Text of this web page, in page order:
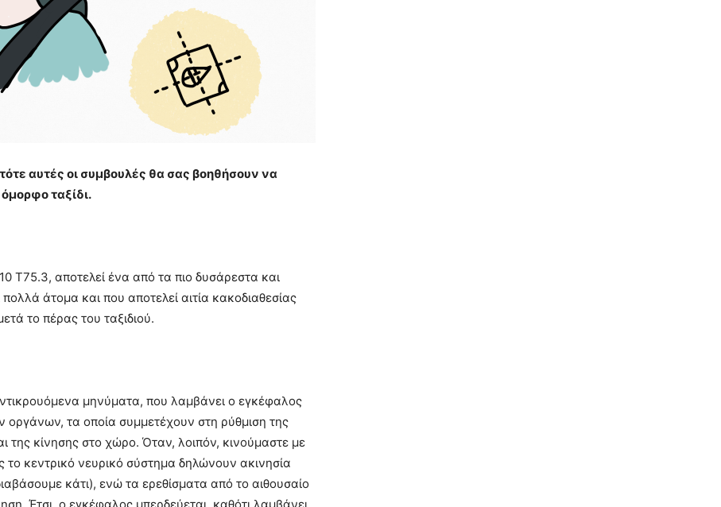
αυτές οι συμβουλές θα σας βοηθήσουν να
ταξίδι.
T75.3, αποτελεί ένα από τα πιο δυσάρεστα και
άτομα και που αποτελεί αιτία κακοδιαθεσίας
το πέρας του ταξιδιού.
μηνύματα, που λαμβάνει ο εγκέφαλος
οργάνων, τα οποία συμμετέχουν στη ρύθμιση της
της κίνησης στο χώρο. Όταν, λοιπόν, κινούμαστε με
το κεντρικό νευρικό σύστημα δηλώνουν ακινησία
κάτι), ενώ τα ερεθίσματα από το αιθουσαίο